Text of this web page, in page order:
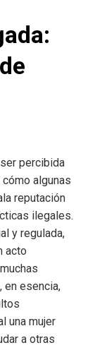
percibida
algunas
reputación
ilegales.
y regulada,
acto
en esencia,
una mujer
a otras